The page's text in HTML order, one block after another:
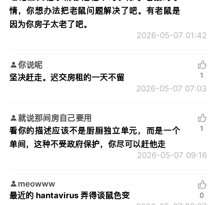
情，你想办法把老鼠问题解决了吧。有老鼠是
因为你房子太老了吧。
2026-05-07 01:42
你说呢
坚决赶走。迟交房租的一天不留
2026-05-07 07:03
1
就说那间房自己要用
看你的描述应该不是厨厕独立单元，而是一个
单间，这种不受政府保护，你尽可以赶他走
2026-05-07 09:16
1
meowww
最近的 hantavirus 弄得谈鼠色变
0